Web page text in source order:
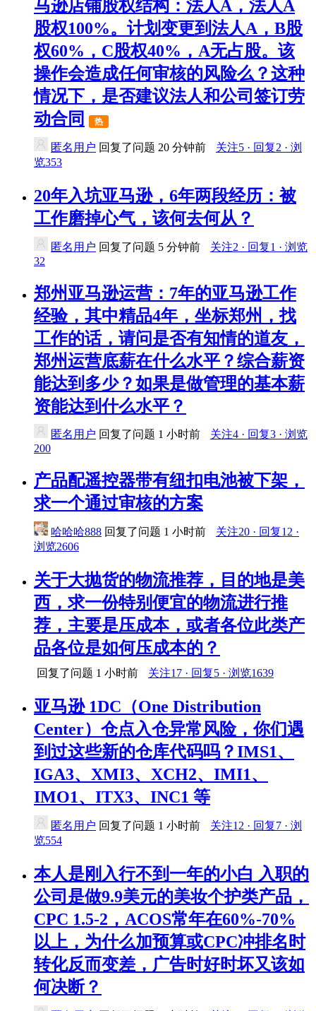
马逊店铺股权结构：法人A，法人A
股权100%。计划变更到法人A，B股
权60%，C股权40%，A无占股。该
操作会造成任何审核的风险么？这种
情况下，是否建议法人和公司签订劳
动合同
热
匿名用户 回复了问题 20 分钟前
关注5 · 回复2 · 浏
览353
20年入坑亚马逊，6年两段经历：被
工作磨掉心气，该何去何从？
匿名用户 回复了问题 5 分钟前
关注2 · 回复1 · 浏览
32
郑州亚马逊运营：7年的亚马逊工作
经验，其中精品4年，坐标郑州，找
工作的话，请问是否有知情的道友，
郑州运营底薪在什么水平？综合薪资
能达到多少？如果是做管理的基本薪
资能达到什么水平？
匿名用户 回复了问题 1 小时前
关注4 · 回复3 · 浏览
200
产品配遥控器带有纽扣电池被下架，
求一个通过审核的方案
哈哈哈888 回复了问题 1 小时前
关注20 · 回复12 ·
浏览2606
关于大抛货的物流推荐，目的地是美
西，求一份特别便宜的物流进行推
荐，主要是压成本，或者各位此类产
品各位是如何压成本的？
回复了问题 1 小时前 关注17 · 回复5 · 浏览1639
亚马逊 1DC（One Distribution
Center）仓点入仓异常风险，你们遇
到过这些新的仓库代码吗？IMS1、
IGA3、XMI3、XCH2、IMI1、
IMO1、ITX3、INC1 等
匿名用户 回复了问题 1 小时前
关注12 · 回复7 · 浏
览554
本人是刚入行不到一年的小白 入职的
公司是做9.9美元的美妆个护类产品，
CPC 1.5-2，ACOS常年在60%-70%
以上，为什么加预算或CPC冲排名时
转化反而变差，广告时好时坏又该如
何决断？